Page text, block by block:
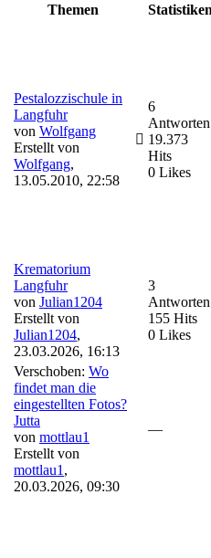
Themen
Statistiken
Pestalozzischule in
Langfuhr
von Wolfgang
Erstellt von
Wolfgang,
13.05.2010, 22:58
6
Antworten
19.373
Hits
0 Likes
Krematorium
Langfuhr
von Julian1204
Erstellt von
Julian1204,
23.03.2026, 16:13
3
Antworten
155 Hits
0 Likes
Verschoben: Wo
findet man die
eingestellten Fotos?
Jutta
von mottlau1
Erstellt von
mottlau1 ,
20.03.2026, 09:30
—